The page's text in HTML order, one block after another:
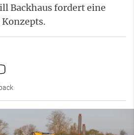
Backhaus fordert eine